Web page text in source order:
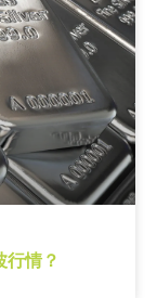
行情？